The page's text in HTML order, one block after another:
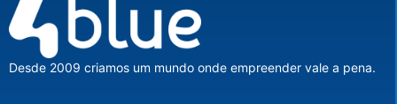
Desde 2009 criamos um mundo onde empreender vale a pena.